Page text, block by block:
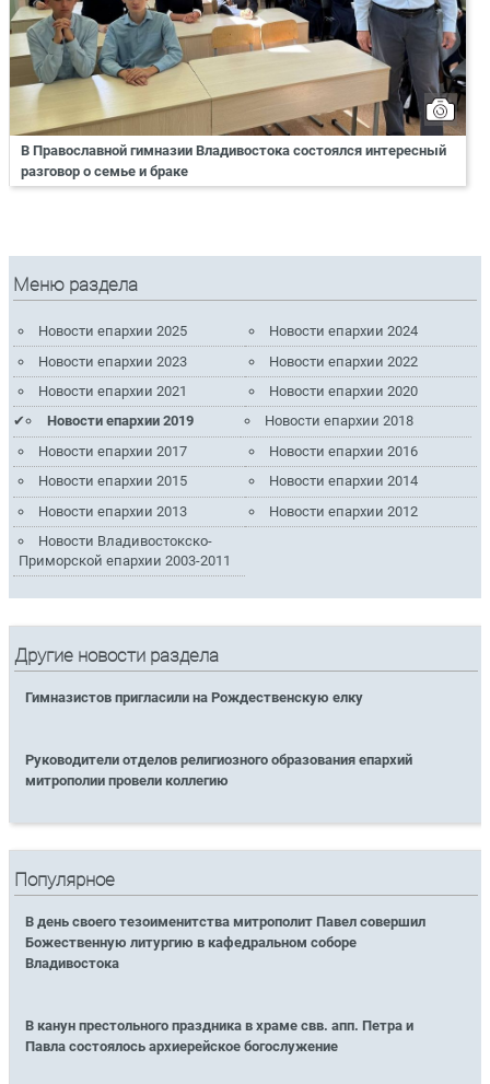
В Православной гимназии Владивостока состоялся интересный
разговор о семье и браке
Меню раздела
Новости епархии 2025
Новости епархии 2024
Новости епархии 2023
Новости епархии 2022
Новости епархии 2021
Новости епархии 2020
Новости епархии 2019
Новости епархии 2018
Новости епархии 2017
Новости епархии 2016
Новости епархии 2015
Новости епархии 2014
Новости епархии 2013
Новости епархии 2012
Новости Владивостокско-
Приморской епархии 2003-2011
Другие новости раздела
Гимназистов пригласили на Рождественскую елку
Руководители отделов религиозного образования епархий
митрополии провели коллегию
Популярное
В день своего тезоименитства митрополит Павел совершил
Божественную литургию в кафедральном соборе
Владивостока
В канун престольного праздника в храме свв. апп. Петра и
Павла состоялось архиерейское богослужение